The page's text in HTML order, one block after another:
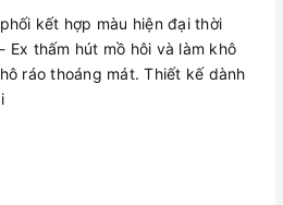
kết hợp màu hiện đại thời
Ex thấm hút mồ hôi và làm khô
ráo thoáng mát. Thiết kế dành